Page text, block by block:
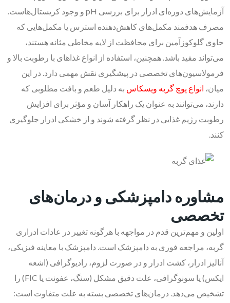
آزمایش‌های دوره‌ای ادرار برای بررسی pH و وجود کریستال‌هاست.
مصرف هدفمند مکمل‌های کاهش‌دهنده استرس یا مکمل‌هایی که
حاوی گلوکوزآمین برای محافظت از لایه مخاطی مثانه هستند،
می‌تواند مفید باشد. همچنین، استفاده از انواع غذاهای با رطوبت بالا و
فرمولاسیون‌های تخصصی در پیشگیری نقش مهمی دارد. در این
میان، انواع پوچ گربه ویسکاس به دلیل طعم و بافت مطلوبی که
دارند، می‌توانند به عنوان یک راهکار آسان و مؤثر برای افزایش
رطوبت رژیم غذایی در نظر گرفته شوند و از خشکی ادرار جلوگیری
کنند.
مشاوره دامپزشکی و درمان‌های
تخصصی
اولین و مهم‌ترین قدم در مواجهه با هرگونه تغییر در عادات ادراری
گربه، مراجعه فوری به دامپزشک است. دامپزشک با معاینه فیزیکی،
آنالیز ادرار، کشت ادرار و در صورت لزوم، رادیوگرافی (اشعه
ایکس) یا سونوگرافی، علت دقیق مشکل (سنگ، عفونت یا FIC) را
تشخیص می‌دهد. درمان‌های تخصصی بسته به علت متفاوت است: